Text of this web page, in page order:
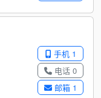
手机 1
电话 0
邮箱 1